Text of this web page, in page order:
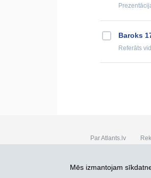
Baroks
Referāts
Par Atlants.lv
SIA „CDI” © 2002 -
Mēs izmantojam